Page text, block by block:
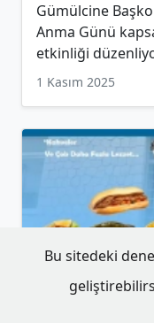
Gümülcine
Anma Günü
etkinliği
1 Kasım 2025
Bu sitedeki